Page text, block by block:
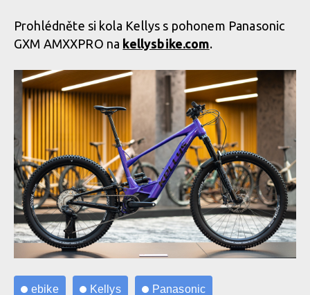
Prohlédněte si kola Kellys s pohonem Panasonic
GXM AMXXPRO na kellysbike.com.
ebike Kellys Panasonic